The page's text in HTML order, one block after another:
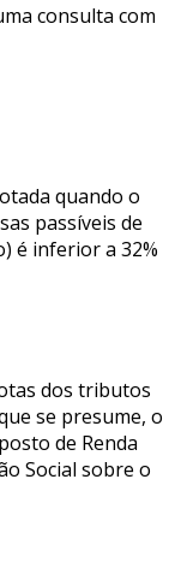
consulta com
quando o
passíveis de
é inferior a 32%
dos tributos
se presume, o
de Renda
Social sobre o